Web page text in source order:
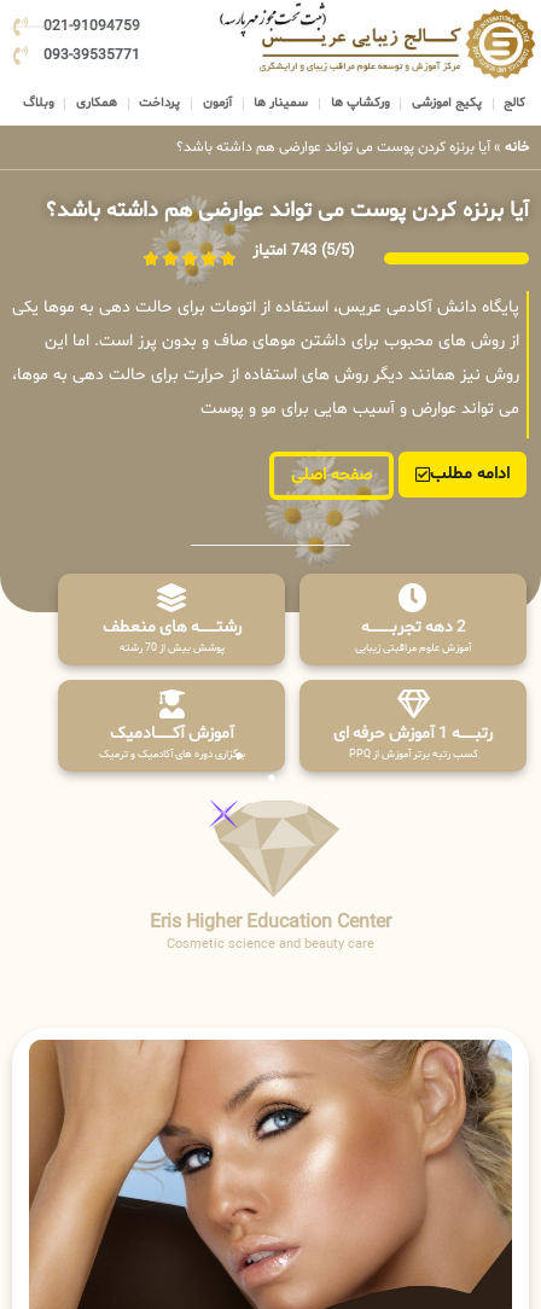
021-91094759
093-39535771
کالج پکیج اموزشی ورکشاپ ها سمینار ها آزمون پرداخت همکاری وبلاگ
خانه »آیا برنزه کردن پوست می تواند عوارضی هم داشته باشد؟
آیا برنزه کردن پوست می تواند عوارضی هم داشته باشد؟
(5/5) 743 امتیاز
پایگاه دانش آکادمی عریس، استفاده از اتومات برای حالت دهی به موها یکی
از روش های محبوب برای داشتن موهای صاف و بدون پرز است. اما این
روش نیز همانند دیگر روش های استفاده از حرارت برای حالت دهی به موها،
می تواند عوارض و آسیب هایی برای مو و پوست
ادامه مطلب صفحه اصلی
2 دهه تجربـــــــــه
آموزش علوم مراقبتی زیبایی
رشتـــــــه های منعطف
پوشش بیش از 70 رشته
رتبــــــه 1 آموزش حرفه ای
کسب رتبه برتر آموزش از PPQ
آموزش آکـــــــادمیک
برگزاری دوره های آکادمیک و ترمیک
Eris Higher Education Center
Cosmetic science and beauty care